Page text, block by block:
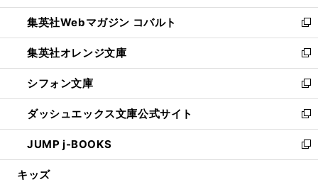
開
く
ウ
で
開
く
ン
ド
ウ
で
開
く
ウ
ィ
ン
ド
ウ
で
開
く
集英社Webマガジン コバルト
新
し
い
ウ
ィ
ン
ド
ウ
で
開
集英社オレンジ文庫
新
し
い
ウ
ィ
ン
ド
ウ
シフォン文庫
新
し
い
ウ
ィ
ン
ダッシュエックス文庫公式サイト
新
し
い
ウ
JUMP j-BOOKS
新
し
キッズ